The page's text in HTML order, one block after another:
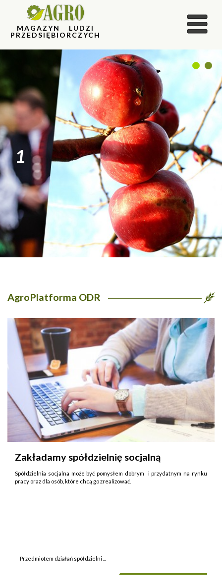
MAGAZYN LUDZI
PRZEDSIĘBIORCZYCH
1
2
1 2
AgroPlatforma ODR
Zakładamy spółdzielnię socjalną
Spółdzielnia socjalna może być pomysłem dobrym i przydatnym na rynku
pracy oraz dla osób, które chcą go zrealizować.
Przedmiotem działań spółdzielni ...